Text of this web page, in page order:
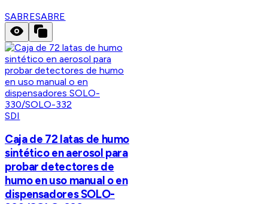
SABRESABRE
SDI
Caja de 72 latas de humo
sintético en aerosol para
probar detectores de
humo en uso manual o en
dispensadores SOLO-